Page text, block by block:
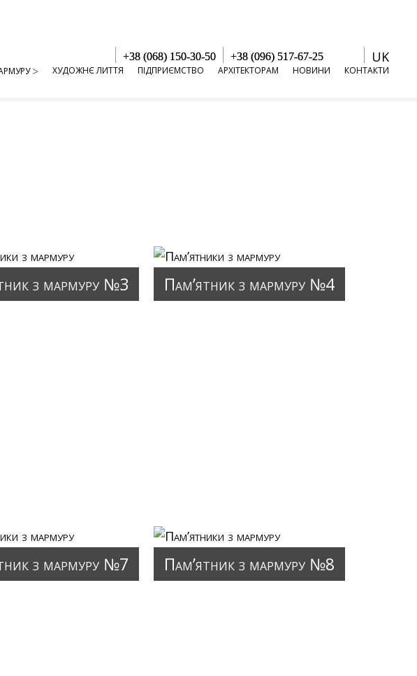
+38 (068) 150-30-50 +38 (096) 517-67-25 UK
ХУДОЖНЄ ЛИТТЯ ПІДПРИЄМСТВО АРХІТЕКТОРАМ НОВИНИ КОНТАКТИ
з мармуру №3 Пам’ятник з мармуру №4
з мармуру №7 Пам’ятник з мармуру №8